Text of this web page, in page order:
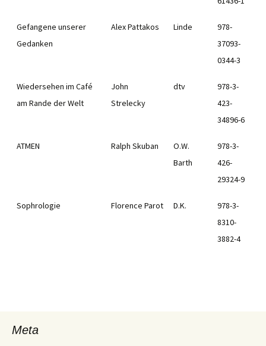
Gefangene unserer
Gedanken
Alex Pattakos Linde
978-
37093-
0344-3
Wiedersehen im Café
am Rande der Welt
John
Strelecky
dtv
978-3-
423-
34896-6
ATMEN Ralph Skuban
O.W.
Barth
978-3-
426-
29324-9
Sophrologie Florence Parot D.K.
978-3-
8310-
3882-4
Meta